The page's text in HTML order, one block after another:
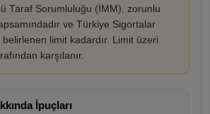
Taraf Sorumluluğu (İMM), zorunlu
ve Türkiye Sigortalar
belirlenen limit kadardır. Limit üzeri
karşılanır.
İpuçları